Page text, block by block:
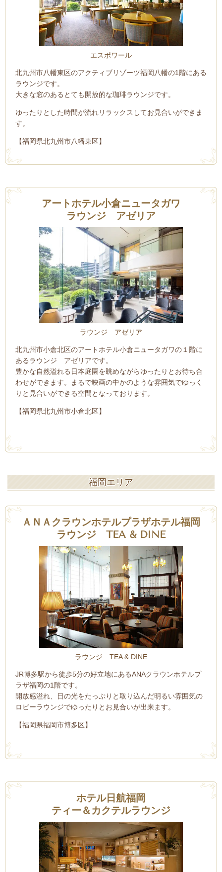
エスポワール
北九州市八幡東区のアクティブリゾーツ福岡八幡の1階にある
ラウンジです。
大きな窓のあるとても開放的な珈琲ラウンジです。
ゆったりとした時間が流れリラックスしてお見合いができま
す。
【福岡県北九州市八幡東区】
アートホテル小倉ニュータガワ
ラウンジ アゼリア
ラウンジ アゼリア
北九州市小倉北区のアートホテル小倉ニュータガワの１階に
あるラウンジ アゼリアです。
豊かな自然溢れる日本庭園を眺めながらゆったりとお待ち合
わせができます。まるで映画の中かのような雰囲気でゆっく
りと見合いができる空間となっております。
【福岡県北九州市小倉北区】
福岡エリア
ＡＮＡクラウンホテルプラザホテル福岡
ラウンジ TEA & DINE
ラウンジ TEA & DINE
JR博多駅から徒歩5分の好立地にあるANAクラウンホテルプ
ラザ福岡の1階です。
開放感溢れ、日の光をたっぷりと取り込んだ明るい雰囲気の
ロビーラウンジでゆったりとお見合いが出来ます。
【福岡県福岡市博多区】
ホテル日航福岡
ティー＆カクテルラウンジ